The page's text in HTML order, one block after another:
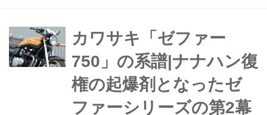
伸びていく CB-Fカスタムと聞いてす
ぐ思い浮かぶ車両。北米仕様FBベース
のAMAスーパーバイク・フレディ・ス
ペ...
カワサキ「ゼファー
750」の系譜|ナナハン復
権の起爆剤となったゼ
ファーシリーズの第2幕